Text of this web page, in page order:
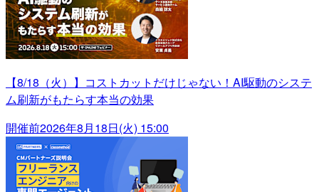
【8/18（火）】コストカットだけじゃない！AI駆動のシステ
ム刷新がもたらす本当の効果
開催前2026年8月18日(火) 15:00